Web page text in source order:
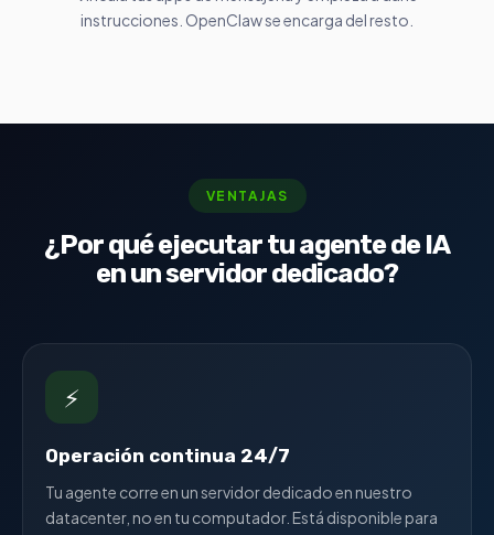
instrucciones. OpenClaw se encarga del resto.
VENTAJAS
¿Por qué ejecutar tu agente de IA
en un servidor dedicado?
⚡
Operación continua 24/7
Tu agente corre en un servidor dedicado en nuestro
datacenter, no en tu computador. Está disponible para